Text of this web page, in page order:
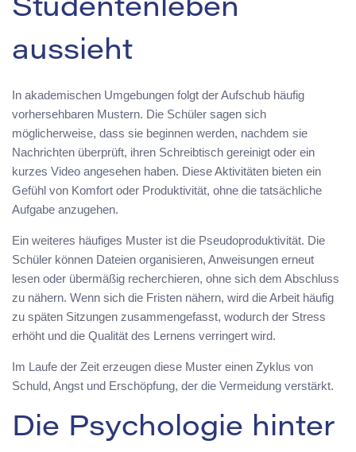
Studentenleben
aussieht
In akademischen Umgebungen folgt der Aufschub häufig
vorhersehbaren Mustern. Die Schüler sagen sich
möglicherweise, dass sie beginnen werden, nachdem sie
Nachrichten überprüft, ihren Schreibtisch gereinigt oder ein
kurzes Video angesehen haben. Diese Aktivitäten bieten ein
Gefühl von Komfort oder Produktivität, ohne die tatsächliche
Aufgabe anzugehen.
Ein weiteres häufiges Muster ist die Pseudoproduktivität. Die
Schüler können Dateien organisieren, Anweisungen erneut
lesen oder übermäßig recherchieren, ohne sich dem Abschluss
zu nähern. Wenn sich die Fristen nähern, wird die Arbeit häufig
zu späten Sitzungen zusammengefasst, wodurch der Stress
erhöht und die Qualität des Lernens verringert wird.
Im Laufe der Zeit erzeugen diese Muster einen Zyklus von
Schuld, Angst und Erschöpfung, der die Vermeidung verstärkt.
Die Psychologie hinter